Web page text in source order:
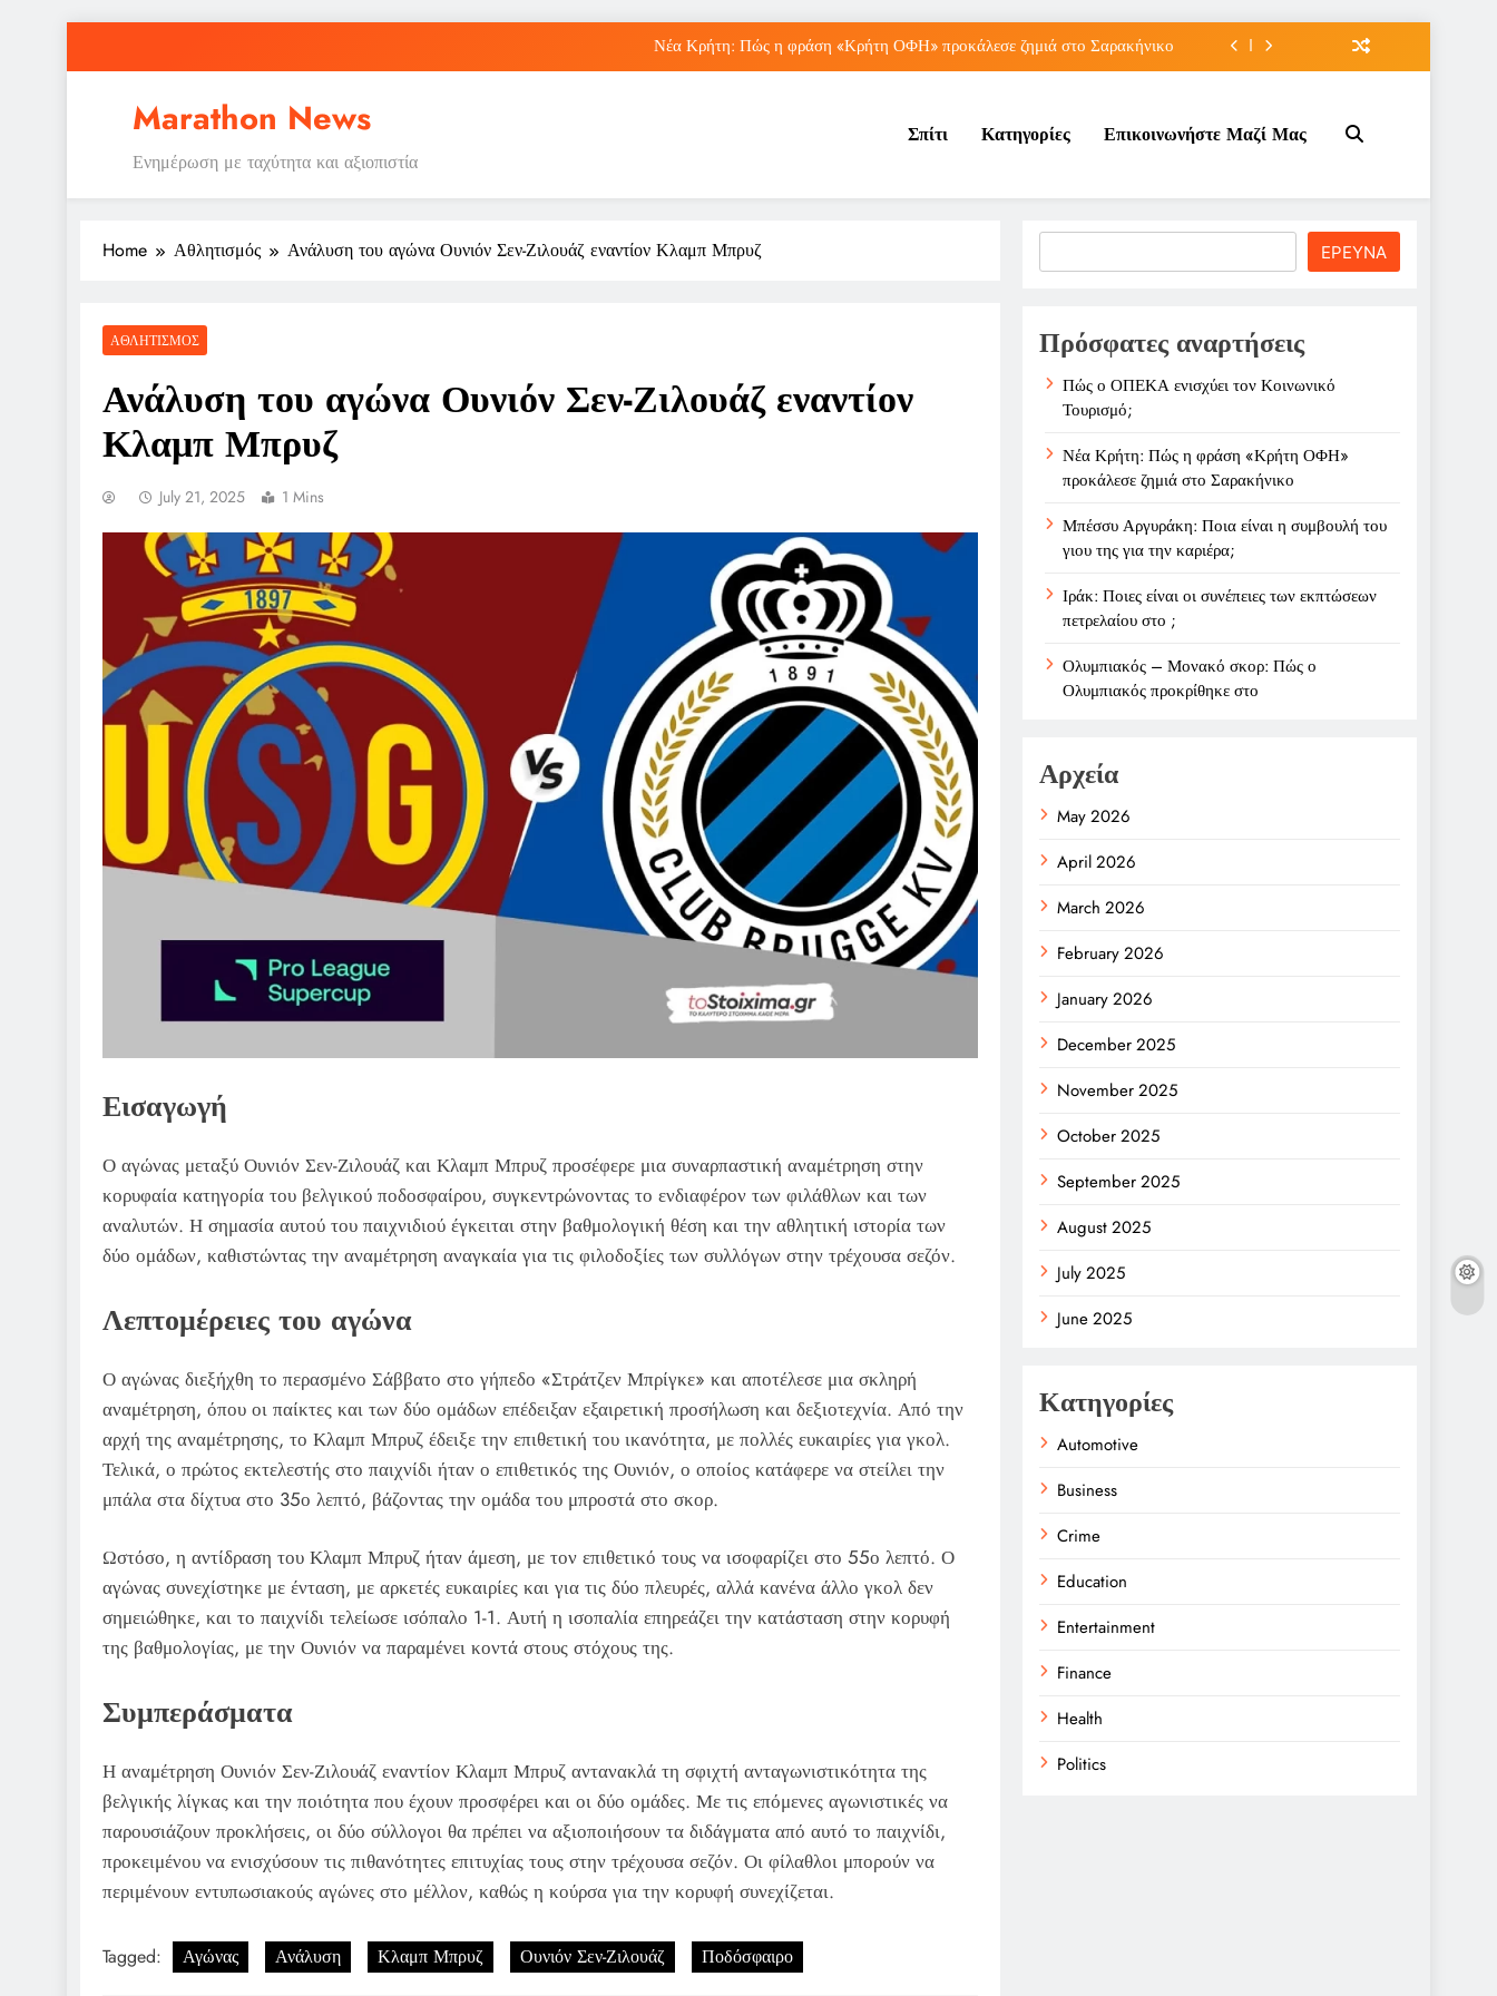
Νέα Κρήτη: Πώς η φράση «Κρήτη ΟΦΗ» προκάλεσε ζημιά στο Σαρακήνικο
Ιράκ: Ποιες είναι οι συνέπειες των εκπτώσεων πετρελαίου στο ;
Νέα Κρήτη: Πώς η φράση «Κρήτη ΟΦΗ» προκάλεσε ζημιά στο Σαρακήνικο
Μπέσσυ Αργυράκη: Ποια είναι η συμβουλή του γιου της για την καριέρα;
Marathon News
Ενημέρωση με ταχύτητα και αξιοπιστία
Σπίτι Κατηγορίες Επικοινωνήστε Μαζί Μας
Home Αθλητισμός Ανάλυση του αγώνα Ουνιόν Σεν-Ζιλουάζ εναντίον Κλαμπ Μπρυζ
ΑΘΛΗΤΙΣΜΌΣ
Ανάλυση του αγώνα Ουνιόν Σεν-Ζιλουάζ εναντίον
Κλαμπ Μπρυζ
July 21, 2025 1 Mins
Εισαγωγή
Ο αγώνας μεταξύ Ουνιόν Σεν-Ζιλουάζ και Κλαμπ Μπρυζ προσέφερε μια συναρπαστική αναμέτρηση στην
κορυφαία κατηγορία του βελγικού ποδοσφαίρου, συγκεντρώνοντας το ενδιαφέρον των φιλάθλων και των
αναλυτών. Η σημασία αυτού του παιχνιδιού έγκειται στην βαθμολογική θέση και την αθλητική ιστορία των
δύο ομάδων, καθιστώντας την αναμέτρηση αναγκαία για τις φιλοδοξίες των συλλόγων στην τρέχουσα σεζόν.
Λεπτομέρειες του αγώνα
Ο αγώνας διεξήχθη το περασμένο Σάββατο στο γήπεδο «Στράτζεν Μπρίγκε» και αποτέλεσε μια σκληρή
αναμέτρηση, όπου οι παίκτες και των δύο ομάδων επέδειξαν εξαιρετική προσήλωση και δεξιοτεχνία. Από την
αρχή της αναμέτρησης, το Κλαμπ Μπρυζ έδειξε την επιθετική του ικανότητα, με πολλές ευκαιρίες για γκολ.
Τελικά, ο πρώτος εκτελεστής στο παιχνίδι ήταν ο επιθετικός της Ουνιόν, ο οποίος κατάφερε να στείλει την
μπάλα στα δίχτυα στο 35ο λεπτό, βάζοντας την ομάδα του μπροστά στο σκορ.
Ωστόσο, η αντίδραση του Κλαμπ Μπρυζ ήταν άμεση, με τον επιθετικό τους να ισοφαρίζει στο 55ο λεπτό. Ο
αγώνας συνεχίστηκε με ένταση, με αρκετές ευκαιρίες και για τις δύο πλευρές, αλλά κανένα άλλο γκολ δεν
σημειώθηκε, και το παιχνίδι τελείωσε ισόπαλο 1-1. Αυτή η ισοπαλία επηρεάζει την κατάσταση στην κορυφή
της βαθμολογίας, με την Ουνιόν να παραμένει κοντά στους στόχους της.
Συμπεράσματα
Η αναμέτρηση Ουνιόν Σεν-Ζιλουάζ εναντίον Κλαμπ Μπρυζ αντανακλά τη σφιχτή ανταγωνιστικότητα της
βελγικής λίγκας και την ποιότητα που έχουν προσφέρει και οι δύο ομάδες. Με τις επόμενες αγωνιστικές να
παρουσιάζουν προκλήσεις, οι δύο σύλλογοι θα πρέπει να αξιοποιήσουν τα διδάγματα από αυτό το παιχνίδι,
προκειμένου να ενισχύσουν τις πιθανότητες επιτυχίας τους στην τρέχουσα σεζόν. Οι φίλαθλοι μπορούν να
περιμένουν εντυπωσιακούς αγώνες στο μέλλον, καθώς η κούρσα για την κορυφή συνεχίζεται.
Tagged: Αγώνας Ανάλυση Κλαμπ Μπρυζ Ουνιόν Σεν-Ζιλουάζ Ποδόσφαιρο
ΕΡΕΥΝΑ
Πρόσφατες αναρτήσεις
Πώς ο ΟΠΕΚΑ ενισχύει τον Κοινωνικό
Τουρισμό;
Νέα Κρήτη: Πώς η φράση «Κρήτη ΟΦΗ»
προκάλεσε ζημιά στο Σαρακήνικο
Μπέσσυ Αργυράκη: Ποια είναι η συμβουλή του
γιου της για την καριέρα;
Ιράκ: Ποιες είναι οι συνέπειες των εκπτώσεων
πετρελαίου στο ;
Ολυμπιακός – Μονακό σκορ: Πώς ο
Ολυμπιακός προκρίθηκε στο
Αρχεία
May 2026
April 2026
March 2026
February 2026
January 2026
December 2025
November 2025
October 2025
September 2025
August 2025
July 2025
June 2025
Κατηγορίες
Automotive
Business
Crime
Education
Entertainment
Finance
Health
Politics